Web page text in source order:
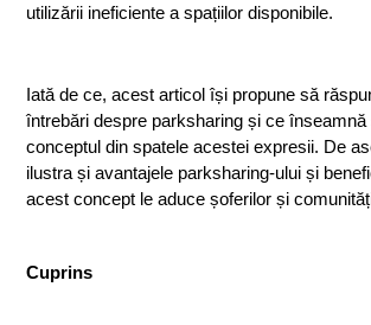
utilizării ineficiente a spațiilor disponibile.
Iată de ce, acest articol își propune să
întrebări despre parksharing și ce
conceptul din spatele acestei expresii. De
ilustra și avantajele parksharing-ului și
acest concept le aduce șoferilor și
Cuprins